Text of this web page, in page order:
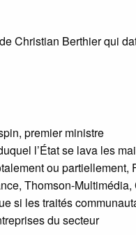
Christian Berthier qui
premier ministre
l’État se lava les
ou partiellement,
Thomson-Multimédia,
si les traités
du secteur